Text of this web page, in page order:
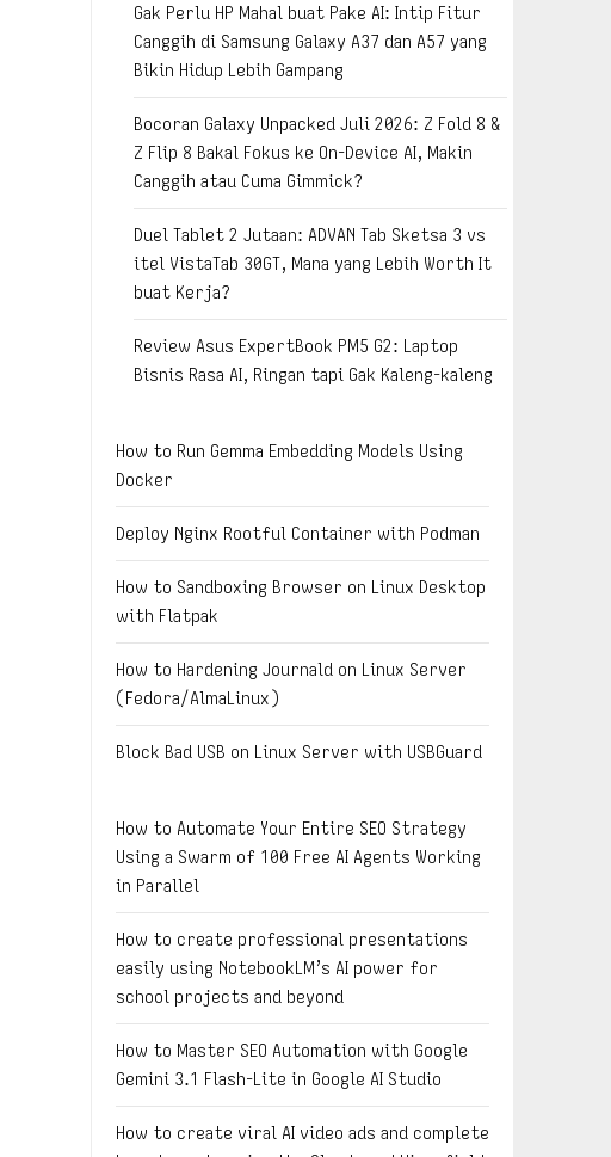
Gak Perlu HP Mahal buat Pake AI: Intip Fitur
Canggih di Samsung Galaxy A37 dan A57 yang
Bikin Hidup Lebih Gampang
Bocoran Galaxy Unpacked Juli 2026: Z Fold 8 &
Z Flip 8 Bakal Fokus ke On-Device AI, Makin
Canggih atau Cuma Gimmick?
Duel Tablet 2 Jutaan: ADVAN Tab Sketsa 3 vs
itel VistaTab 30GT, Mana yang Lebih Worth It
buat Kerja?
Review Asus ExpertBook PM5 G2: Laptop
Bisnis Rasa AI, Ringan tapi Gak Kaleng-kaleng
How to Run Gemma Embedding Models Using
Docker
Deploy Nginx Rootful Container with Podman
How to Sandboxing Browser on Linux Desktop
with Flatpak
How to Hardening Journald on Linux Server
(Fedora/AlmaLinux)
Block Bad USB on Linux Server with USBGuard
How to Automate Your Entire SEO Strategy
Using a Swarm of 100 Free AI Agents Working
in Parallel
How to create professional presentations
easily using NotebookLM’s AI power for
school projects and beyond
How to Master SEO Automation with Google
Gemini 3.1 Flash-Lite in Google AI Studio
How to create viral AI video ads and complete